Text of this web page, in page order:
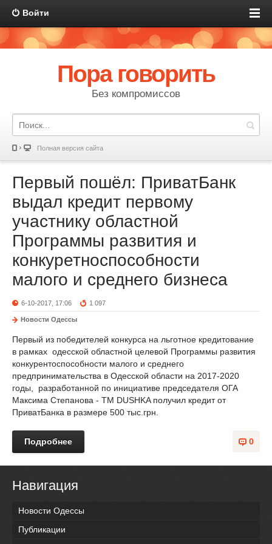
Войти
Пора говорить
Без компромиссов
Полная версия сайта
Первый пошёл: ПриватБанк
выдал кредит первому
участнику областной
Программы развития и
конкуретноспособности
малого и среднего бизнеса
6-10-2017, 17:06 1 097
Новости Одессы
Первый из победителей конкурса на льготное кредитование
в рамках одесской областной целевой Программы развития
конкурентоспособности малого и среднего
предпринимательства в Одесской области на 2017-2020
годы, разработанной по инициативе председателя ОГА
Максима Степанова - ТМ DUSHKA получил кредит от
ПриватБанка в размере 500 тыс.грн.
0
Подробнее
Навигация
Новости Одессы
Публикации